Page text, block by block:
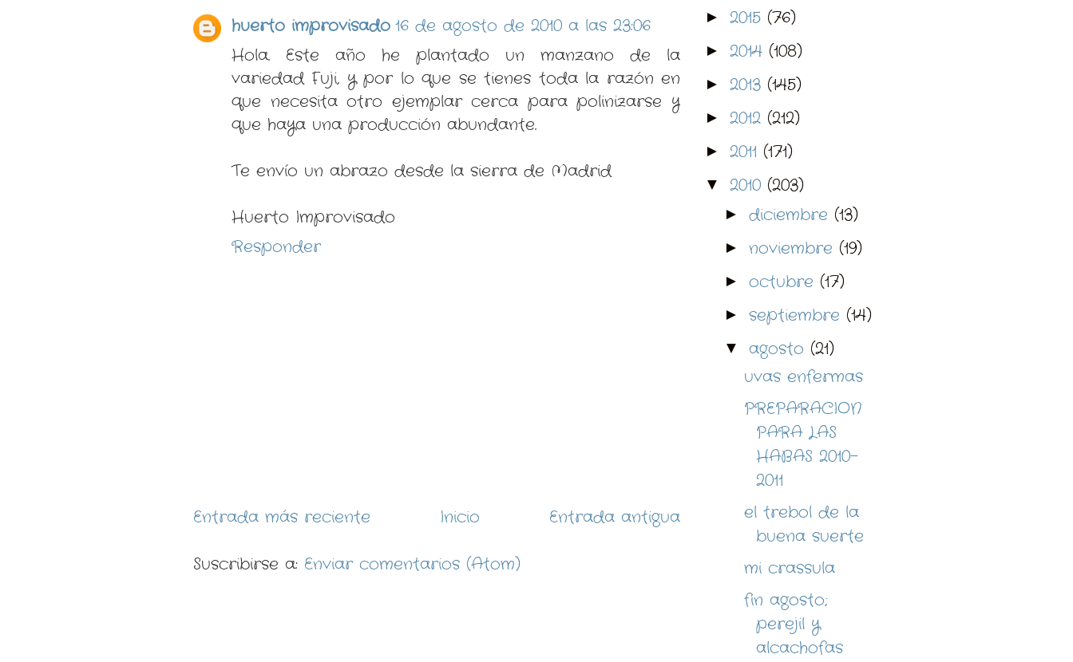
huerto improvisado 16 de agosto de 2010 a las 23:06
Hola. Este año he plantado un manzano de la
variedad Fuji, y por lo que se tienes toda la razón en
que necesita otro ejemplar cerca para polinizarse y
que haya una producción abundante.
Te envío un abrazo desde la sierra de Madrid
Huerto Improvisado
Responder
Entrada más reciente Entrada antigua
Inicio
Suscribirse a: Enviar comentarios (Atom)
► 2015 (76)
► 2014 (108)
► 2013 (145)
► 2012 (212)
► 2011 (171)
▼ 2010 (203)
► diciembre (13)
► noviembre (19)
► octubre (17)
► septiembre (14)
▼ agosto (21)
uvas enfermas
PREPARACION
PARA LAS
HABAS 2010-
2011
el trebol de la
buena suerte
mi crassula
fin agosto;
perejil y
alcachofas